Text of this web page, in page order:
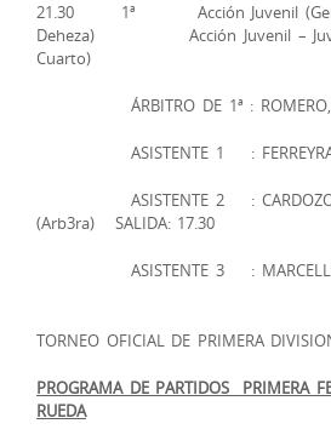
21.30 1ª Acción Juvenil
Deheza) Acción Juvenil –
Cuarto)
ÁRBITRO DE 1ª :
ASISTENTE 1 :
ASISTENTE 2 : CARDOZO
(Arb3ra) SALIDA: 17.30
ASISTENTE 3 :
TORNEO OFICIAL DE PRIMERA
PROGRAMA DE PARTIDOS ­­ PRIMERA
RUEDA